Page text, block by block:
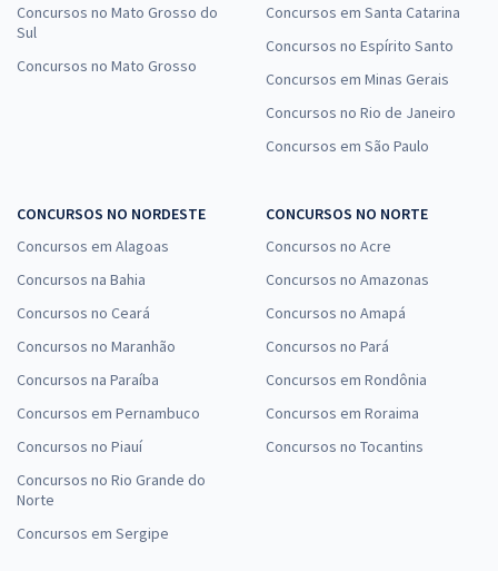
Concursos no Mato Grosso do
Sul
Concursos no Mato Grosso
Concursos em Santa Catarina
Concursos no Espírito Santo
Concursos em Minas Gerais
Concursos no Rio de Janeiro
Concursos em São Paulo
CONCURSOS NO NORDESTE
Concursos em Alagoas
Concursos na Bahia
Concursos no Ceará
Concursos no Maranhão
Concursos na Paraíba
Concursos em Pernambuco
Concursos no Piauí
Concursos no Rio Grande do
Norte
Concursos em Sergipe
CONCURSOS NO NORTE
Concursos no Acre
Concursos no Amazonas
Concursos no Amapá
Concursos no Pará
Concursos em Rondônia
Concursos em Roraima
Concursos no Tocantins